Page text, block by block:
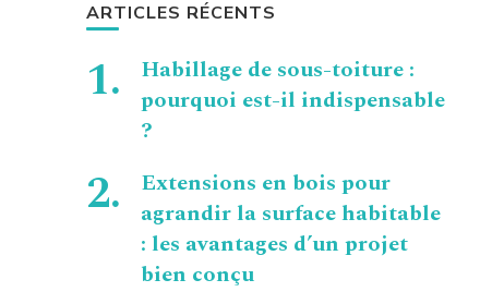
ARTICLES RÉCENTS
Habillage de sous-toiture :
pourquoi est-il indispensable
?
Extensions en bois pour
agrandir la surface habitable
: les avantages d’un projet
bien conçu